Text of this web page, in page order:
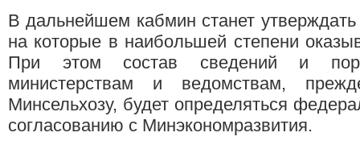
В дальнейшем кабмин станет
на которые в наибольшей степени
При этом состав сведений и
министерствам и ведомствам,
Минсельхозу, будет определяться
согласованию с Минэкономразвития.